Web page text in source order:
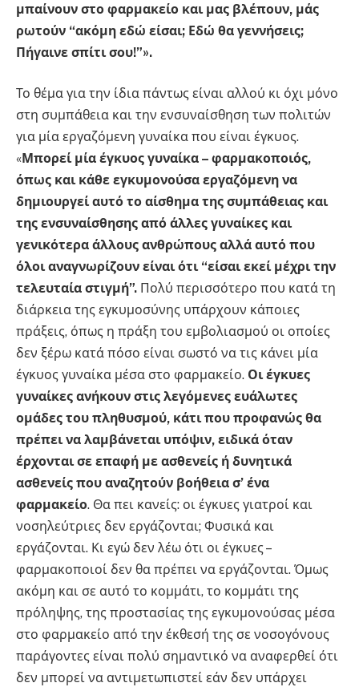
μπαίνουν στο φαρμακείο και μας βλέπουν, μάς
ρωτούν “ακόμη εδώ είσαι; Εδώ θα γεννήσεις;
Πήγαινε σπίτι σου!”».
Το θέμα για την ίδια πάντως είναι αλλού κι όχι μόνο
στη συμπάθεια και την ενσυναίσθηση των πολιτών
για μία εργαζόμενη γυναίκα που είναι έγκυος.
«Μπορεί μία έγκυος γυναίκα – φαρμακοποιός,
όπως και κάθε εγκυμονούσα εργαζόμενη να
δημιουργεί αυτό το αίσθημα της συμπάθειας και
της ενσυναίσθησης από άλλες γυναίκες και
γενικότερα άλλους ανθρώπους αλλά αυτό που
όλοι αναγνωρίζουν είναι ότι “είσαι εκεί μέχρι την
τελευταία στιγμή”. Πολύ περισσότερο που κατά τη
διάρκεια της εγκυμοσύνης υπάρχουν κάποιες
πράξεις, όπως η πράξη του εμβολιασμού οι οποίες
δεν ξέρω κατά πόσο είναι σωστό να τις κάνει μία
έγκυος γυναίκα μέσα στο φαρμακείο. Οι έγκυες
γυναίκες ανήκουν στις λεγόμενες ευάλωτες
ομάδες του πληθυσμού, κάτι που προφανώς θα
πρέπει να λαμβάνεται υπόψιν, ειδικά όταν
έρχονται σε επαφή με ασθενείς ή δυνητικά
ασθενείς που αναζητούν βοήθεια σ’ ένα
φαρμακείο. Θα πει κανείς: οι έγκυες γιατροί και
νοσηλεύτριες δεν εργάζονται; Φυσικά και
εργάζονται. Κι εγώ δεν λέω ότι οι έγκυες –
φαρμακοποιοί δεν θα πρέπει να εργάζονται. Όμως
ακόμη και σε αυτό το κομμάτι, το κομμάτι της
πρόληψης, της προστασίας της εγκυμονούσας μέσα
στο φαρμακείο από την έκθεσή της σε νοσογόνους
παράγοντες είναι πολύ σημαντικό να αναφερθεί ότι
δεν μπορεί να αντιμετωπιστεί εάν δεν υπάρχει